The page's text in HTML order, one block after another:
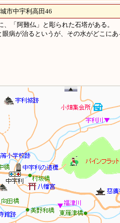
中宇利高田46
「阿難仏」と彫られた石塔がある。
病が治るというが、その水がどこに